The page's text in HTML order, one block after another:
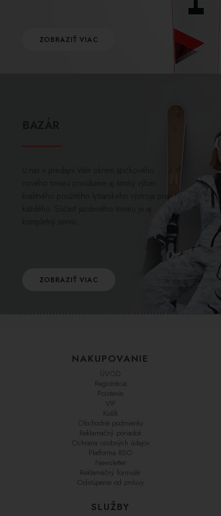
ZOBRAZIŤ VIAC
U nás v predajni Vám okrem špičkového
nového tovaru ponúkame aj široký výber
kvalitného použitého lyžiarskeho výstroja pre
každého. Súčasť jazdeného tovaru je aj
kompletný servis.
ZOBRAZIŤ VIAC
NAKUPOVANIE
ÚVOD
Registrácia
Poistenie
VIP
Košík
Obchodné podmienky
Reklamačný poriadok
Ochrana osobných údajov
Platforma RSO
Newsletter
Reklamačný formulár
Odstúpenie od zmluvy
SLUŽBY